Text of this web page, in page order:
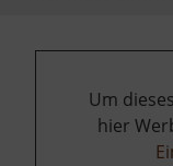
Um
hier